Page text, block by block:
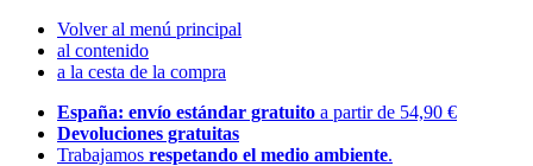
Volver al menú principal
al contenido
a la cesta de la compra
España: envío estándar gratuito a partir de 54,90 €
Devoluciones gratuitas
Trabajamos respetando el medio ambiente.